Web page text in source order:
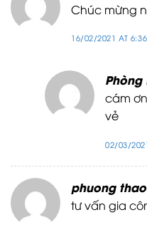
Chúc mừng
16/02/2021 AT
Phòng
cám
vẻ
02/03/
phuong thao
tư vấn gia